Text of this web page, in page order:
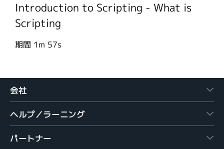
Introduction to Scripting - What is
Scripting
期間 1m 57s
会社
ヘルプ／ラーニング
パートナー